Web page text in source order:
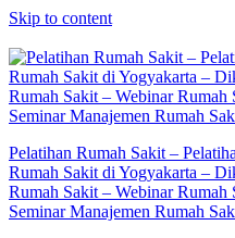
Skip to content
Pelatihan Rumah Sakit –
Rumah Sakit di Yogyakarta –
Rumah Sakit – Webinar
Seminar Manajemen Rumah